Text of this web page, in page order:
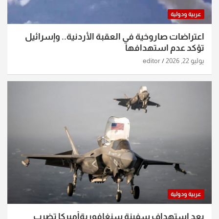
عربية ودولية
اعتراضات صاروخية في العقبة الأردنية.. وإسرائيل
تؤكد عدم استهدافها
يوليو 22, 2026 editor
عربية ودولية
بعد استهداف سفينة سنغافوريةأميركا تضرب